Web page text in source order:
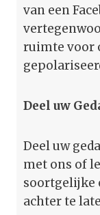
van een
ruimte voor
Deel uw
Deel uw
met ons of
soortgelijke
achter te